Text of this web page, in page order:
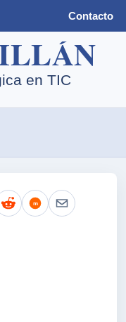
Contacto